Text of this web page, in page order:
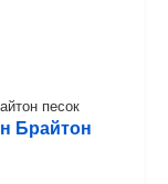
Брайтон